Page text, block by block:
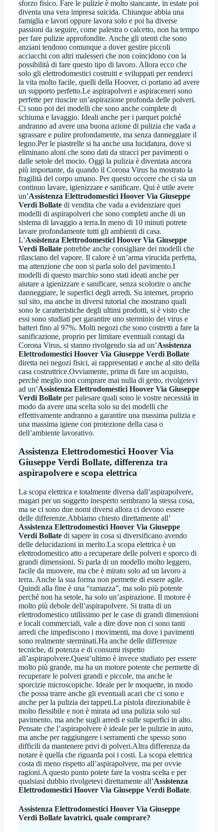
sforzo fisico. Fare le pulizie è molto stancante, in estate poi
diventa una vera impresa suicida. Chiunque abbia una
famiglia e lavori oppure lavora solo e poi ha diverse
passioni da seguire, come palestra o calcetto, non ha tempo
per fare pulizie approfondite. Anche gli utenti che sono
anziani tendono comunque a dover gestire piccoli
acciacchi con altri malesseri che non coincidono con la
possibilità di fare questo tipo di lavoro. Allora ecco che
solo gli elettrodomestici costruiti e sviluppati per renderci
la vita molto facile, quelli della Hoover, ci portano ad avere
un supporto perfetto.Le aspirapolveri e aspiraceneri sono
perfette per riuscire un’aspirazione profonda delle polveri.
Ci sono poi dei modelli che sono anche complete di
schiuma e lavaggio. Ideali anche per i parquet poiché
andranno ad avere una buona azione di pulizia che vada a
sgrassare e pulire profondamente, ma senza danneggiare il
legno.Per le piastrelle si ha anche una lucidatura, dove si
eliminano aloni che sono dati da stracci per pavimenti o
dalle setole del mocio. Oggi la pulizia è diventata ancora
più importante, da quando il Corona Virus ha mostrato la
fragilità del corpo umano. Per questo occorre che ci sia un
continuo lavare, igienizzare e sanificare. Qui è utile avere
un’Assistenza Elettrodomestici Hoover Via Giuseppe
Verdi Bollate di vendita che vada a evidenziare quei
modelli di aspirapolveri che sono completi anche di un
sistema di lavaggio a terra.In meno di 10 minuti potrete
lavare profondamente tutti gli ambienti di casa.
L’Assistenza Elettrodomestici Hoover Via Giuseppe
Verdi Bollate potrebbe anche consigliare dei modelli che
rilasciano del vapore. Il calore è un’arma virucida perfetta,
ma attenzione che non si parla solo del pavimento.I
modelli di questo marchio sono stati ideati anche per
aiutare a igienizzare e sanificare, senza scolorire o anche
danneggiare, le superfici degli arredi. Su internet, proprio
sul sito, ma anche in diversi tutorial che mostrano quali
sono le caratteristiche degli ultimi prodotti, si è visto che
essi sono studiati per garantire uno sterminio dei virus e
batteri fino al 97%. Molti negozi che sono costretti a fare la
sanificazione, proprio per limitare eventuali contagi da
Corona Virus, si stanno rivolgendo sia ad un’Assistenza
Elettrodomestici Hoover Via Giuseppe Verdi Bollate
diretta nei negozi fisici, ai rappresentati e anche al sito della
casa costruttrice.Ovviamente, prima di fare un acquisto,
perché meglio non comprare mai nulla di getto, rivolgetevi
ad un’Assistenza Elettrodomestici Hoover Via Giuseppe
Verdi Bollate per palesare quali sono le vostre necessità in
modo da avere una scelta solo su dei modelli che
effettivamente andranno a garantire una massima pulizia e
una massima igiene con protezione della casa o
dell’ambiente lavorativo.
Assistenza Elettrodomestici Hoover Via
Giuseppe Verdi Bollate, differenza tra
aspirapolvere e scopa elettrica
La scopa elettrica e totalmente diversa dall’aspirapolvere,
magari per un soggetto inesperto sembrano la stessa cosa,
ma se ci sono due nomi diversi allora ci devono essere
delle differenze.Abbiamo chiesto direttamente all’
Assistenza Elettrodomestici Hoover Via Giuseppe
Verdi Bollate di sapere in cosa si diversificano avendo
delle delucidazioni in merito.La scopa elettrica è un
elettrodomestico atto a recuperare delle polveri e sporco di
grandi dimensioni. Si parla di un modello molto leggero,
facile da muovere, ma che è mirato solo ad un lavoro a
terra. Anche la sua forma non permette di essere agile.
Quindi alla fine è una “ramazza”, ma solo più potente
perché non ha setole, ha solo un’aspirazione. Il motore è
molto più debole dell’aspirapolvere. Si tratta di un
elettrodomestico utilissimo per le case di grandi dimensioni
e locali commerciali, vale a dire dove non ci sono tanti
arredi che impediscono i movimenti, ma dove i pavimenti
sono realmente sterminati.Ha anche delle differenze
tecniche, di potenza e di consumi rispetto
all’aspirapolvere.Quest’ultimo è invece studiato per essere
molto più grande, ma ha un motore potente che permette di
recuperare le polveri grandi e piccole, ma anche le
sporcizie microscopiche. Ideale per le moquette, in modo
che possa trarre anche gli eventuali acari che ci sono e
anche per la pulizia dei tappeti.La pistola direzionabile è
molto flessibile e non è mirata ad una pulizia solo sul
pavimento, ma anche sugli arredi e sulle superfici in alto.
Pensate che l’aspirapolvere è ideale per le pulizie in auto,
ma anche per raggiungere i serramenti che spesso sono
difficili da mantenere privi di polveri.Altra differenza da
notare è quella che riguarda poi i costi. La scopa elettrica
costa di meno rispetto all’aspirapolvere, ma per ovvie
ragioni.A questo punto potete fare la vostra scelta e per
qualsiasi dubbio rivolgetevi direttamente all’Assistenza
Elettrodomestici Hoover Via Giuseppe Verdi Bollate.
Assistenza Elettrodomestici Hoover Via Giuseppe
Verdi Bollate lavatrici, quale comprare?